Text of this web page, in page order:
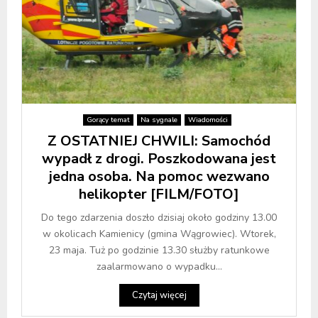
Gorący temat Na sygnale Wiadomości
Z OSTATNIEJ CHWILI: Samochód
wypadł z drogi. Poszkodowana jest
jedna osoba. Na pomoc wezwano
helikopter [FILM/FOTO]
Do tego zdarzenia doszło dzisiaj około godziny 13.00
w okolicach Kamienicy (gmina Wągrowiec). Wtorek,
23 maja. Tuż po godzinie 13.30 służby ratunkowe
zaalarmowano o wypadku...
Czytaj więcej